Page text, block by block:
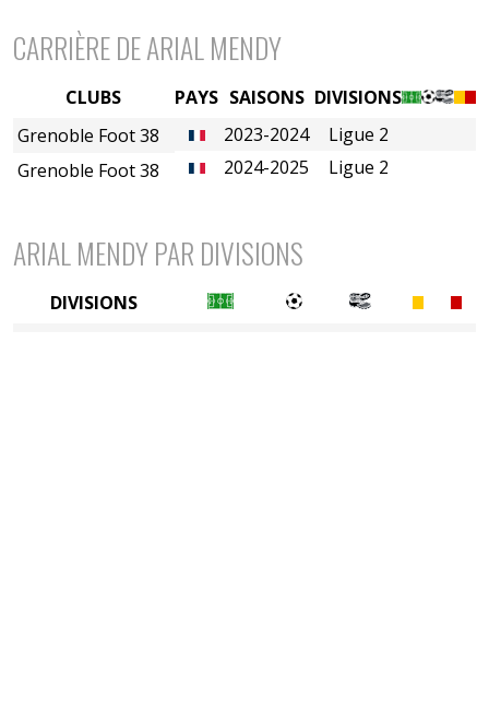
CARRIÈRE DE ARIAL MENDY
PAYS SAISONS DIVISIONS
2023-2024
Ligue 2
2024-2025
Ligue 2
CLUBS
Grenoble Foot 38
Grenoble Foot 38
ARIAL MENDY PAR DIVISIONS
DIVISIONS